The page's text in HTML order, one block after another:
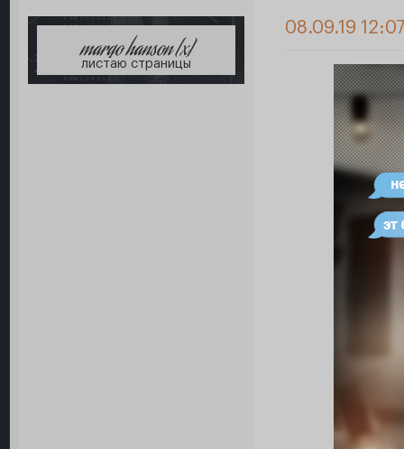
margo hanson [x]
листаю страницы
08.09.19